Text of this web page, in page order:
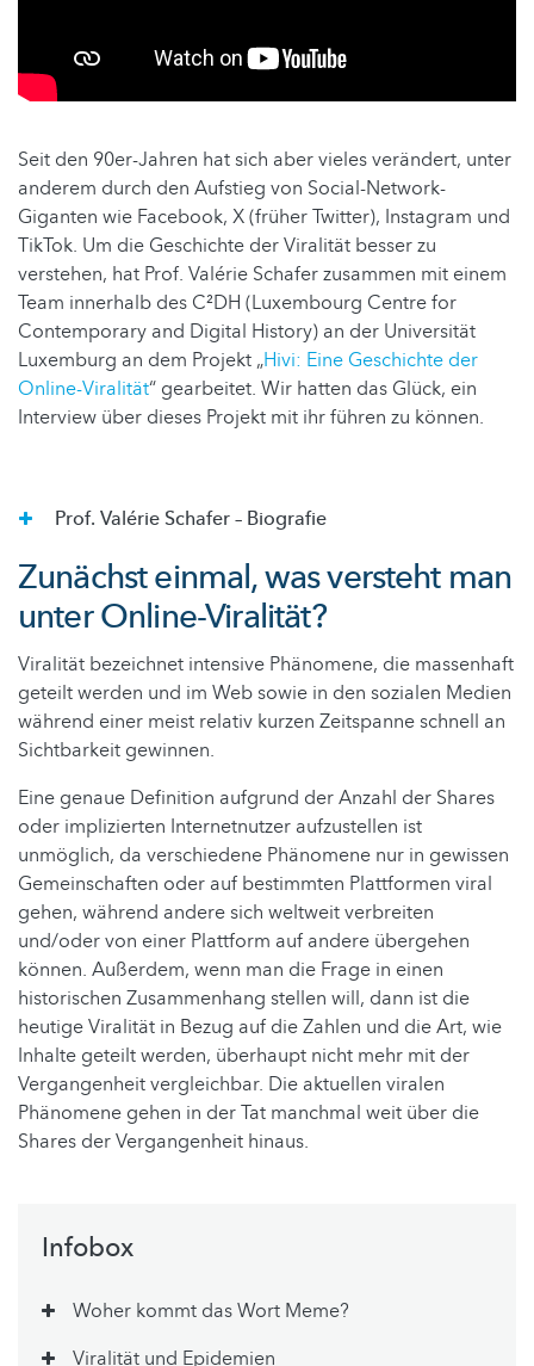
Seit den 90er-Jahren hat sich aber vieles verändert, unter
anderem durch den Aufstieg von Social-Network-
Giganten wie Facebook, X (früher Twitter), Instagram und
TikTok. Um die Geschichte der Viralität besser zu
verstehen, hat Prof. Valérie Schafer zusammen mit einem
Team innerhalb des C²DH (Luxembourg Centre for
Contemporary and Digital History) an der Universität
Luxemburg an dem Projekt „Hivi: Eine Geschichte der
Online-Viralität“ gearbeitet. Wir hatten das Glück, ein
Interview über dieses Projekt mit ihr führen zu können.
Prof. Valérie Schafer – Biografie
Zunächst einmal, was versteht man
unter Online-Viralität?
Viralität bezeichnet intensive Phänomene, die massenhaft
geteilt werden und im Web sowie in den sozialen Medien
während einer meist relativ kurzen Zeitspanne schnell an
Sichtbarkeit gewinnen.
Eine genaue Definition aufgrund der Anzahl der Shares
oder implizierten Internetnutzer aufzustellen ist
unmöglich, da verschiedene Phänomene nur in gewissen
Gemeinschaften oder auf bestimmten Plattformen viral
gehen, während andere sich weltweit verbreiten
und/oder von einer Plattform auf andere übergehen
können. Außerdem, wenn man die Frage in einen
historischen Zusammenhang stellen will, dann ist die
heutige Viralität in Bezug auf die Zahlen und die Art, wie
Inhalte geteilt werden, überhaupt nicht mehr mit der
Vergangenheit vergleichbar. Die aktuellen viralen
Phänomene gehen in der Tat manchmal weit über die
Shares der Vergangenheit hinaus.
Infobox
Woher kommt das Wort Meme?
Viralität und Epidemien